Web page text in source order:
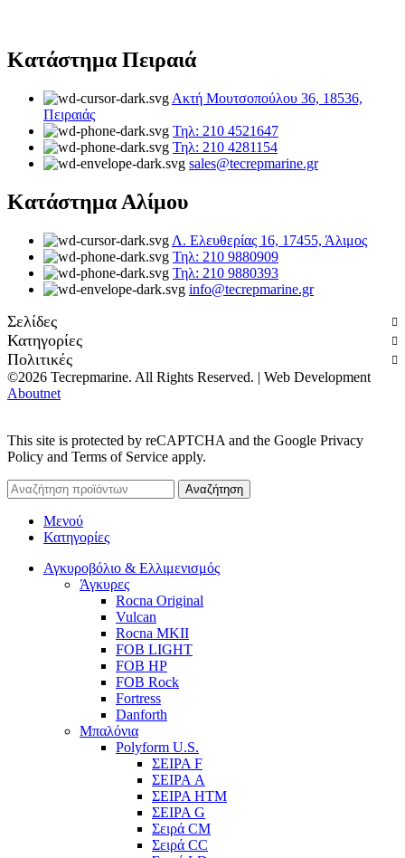
Κατάστημα Πειραιά
Ακτή Μουτσοπούλου 36, 18536,
Πειραιάς
Τηλ: 210 4521647
Τηλ: 210 4281154
sales@tecrepmarine.gr
Κατάστημα Αλίμου
Λ. Ελευθερίας 16, 17455, Άλιμος
Τηλ: 210 9880909
Τηλ: 210 9880393
info@tecrepmarine.gr
Σελίδες
Κατηγορίες
Πολιτικές
©2026 Tecrepmarine. All Rights Reserved. | Web Development
Aboutnet
This site is protected by reCAPTCHA and the Google Privacy
Policy and Terms of Service apply.
Αναζήτηση
Μενού
Κατηγορίες
Αγκυροβόλιο & Ελλιμενισμός
Άγκυρες
Rocna Original
Vulcan
Rocna MKII
FOB LIGHT
FOB HP
FOB Rock
Fortress
Danforth
Μπαλόνια
Polyform U.S.
ΣΕΙΡΑ F
ΣΕΙΡΑ A
ΣΕΙΡΑ HTM
ΣΕΙΡΑ G
Σειρά CM
Σειρά CC